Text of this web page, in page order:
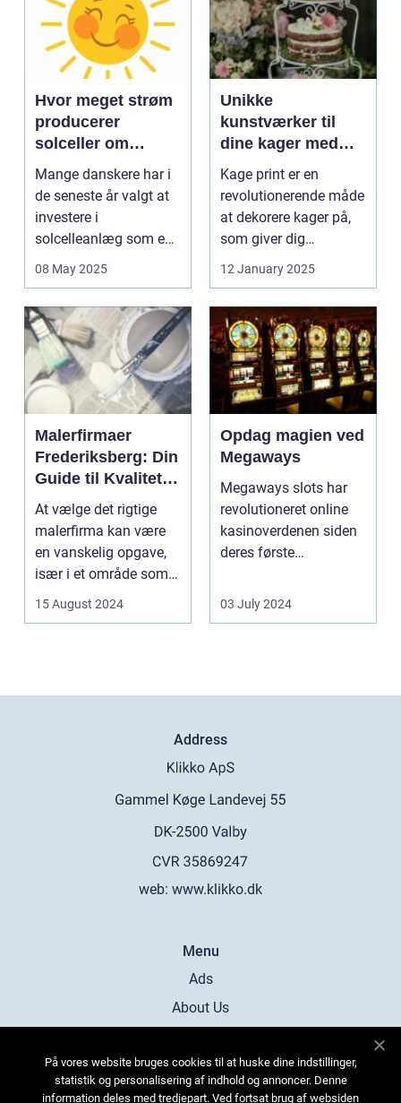
Hvor meget strøm
producerer
solceller om
vinteren?
Mange danskere har i
de seneste år valgt at
investere i
solcelleanlæg som en
bæred...
08 May 2025
Unikke
kunstværker til
dine kager med
kage print
Kage print er en
revolutionerende måde
at dekorere kager på,
som giver dig
mulighed for ...
12 January 2025
Malerfirmaer
Frederiksberg: Din
Guide til Kvalitet
og Service
At vælge det rigtige
malerfirma kan være
en vanskelig opgave,
især i et område som
Frederiksberg, hv...
15 August 2024
Opdag magien ved
Megaways
Megaways slots har
revolutioneret online
kasinoverdenen siden
deres første
spillea...
03 July 2024
Address
web: www.klikko.dk
Menu
Ads
About Us
Contact
Sitemap
På vores website bruges cookies til at huske dine indstillinger,
statistik og personalisering af indhold og annoncer. Denne
information deles med tredjepart. Ved fortsat brug af websiden